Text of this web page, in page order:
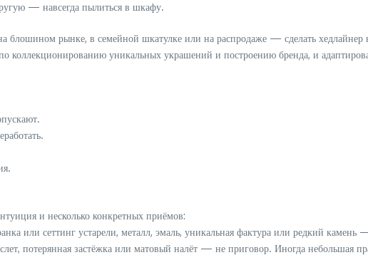
— навсегда пылиться в шкафу.
рынке, в семейной шкатулке или на распродаже — сделать
коллекционированию уникальных украшений и построению бренда, и
и несколько конкретных приёмов:
или сеттинг устарели, металл, эмаль, уникальная фактура или редкий
потерянная застёжка или матовый налёт — не приговор. Иногда небольшая